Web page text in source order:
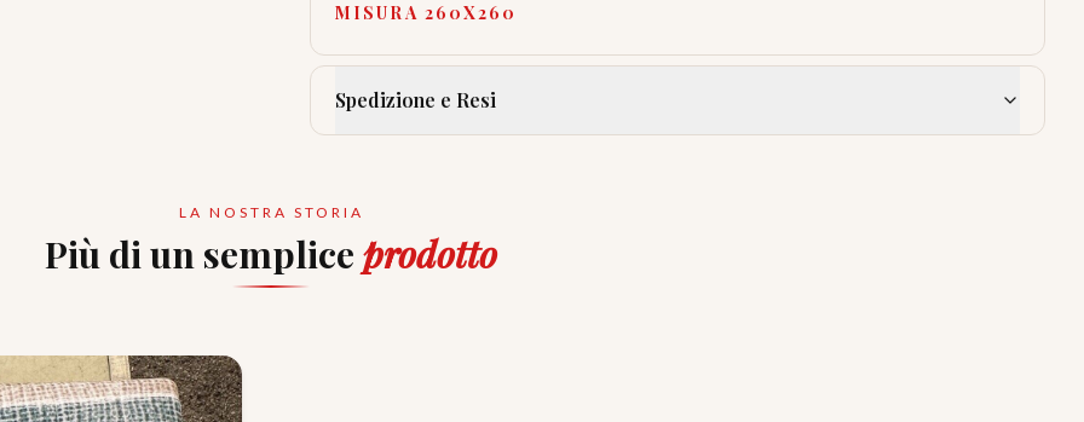
MISURA 260X260
Spedizione e Resi
LA NOSTRA STORIA
Più di un semplice prodotto